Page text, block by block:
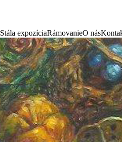
Stála expozíciaRámovanieO nás